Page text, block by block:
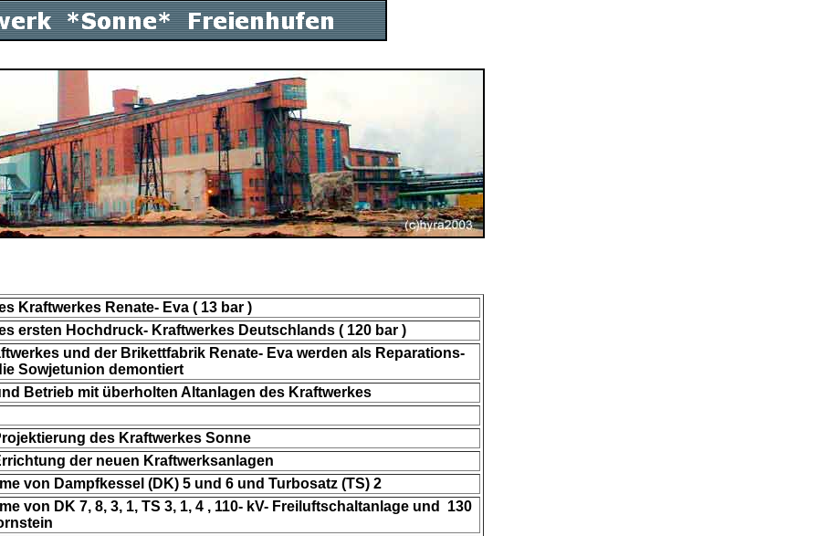
Kraftwerkes Renate- Eva ( 13 bar )
ersten Hochdruck- Kraftwerkes Deutschlands ( 120 bar )
und der Brikettfabrik Renate- Eva werden als Reparations-
Sowjetunion demontiert
Betrieb mit überholten Altanlagen des Kraftwerkes
des Kraftwerkes Sonne
der neuen Kraftwerksanlagen
von Dampfkessel (DK) 5 und 6 und Turbosatz (TS) 2
von DK 7, 8, 3, 1, TS 3, 1, 4 , 110- kV- Freiluftschaltanlage und 130